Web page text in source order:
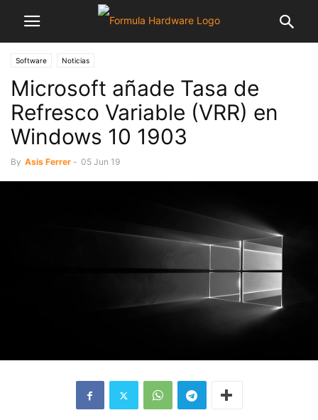
Software Noticias
Microsoft añade Tasa de
Refresco Variable (VRR) en
Windows 10 1903
By Asis Ferrer - 05 Jun 19